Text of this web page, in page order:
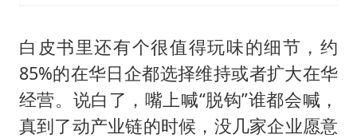
白皮书里还有个很值得玩味的细节，约
85%的在华日企都选择维持或者扩大在华
经营。说白了，嘴上喊“脱钩”谁都会喊，
真到了动产业链的时候，没几家企业愿意